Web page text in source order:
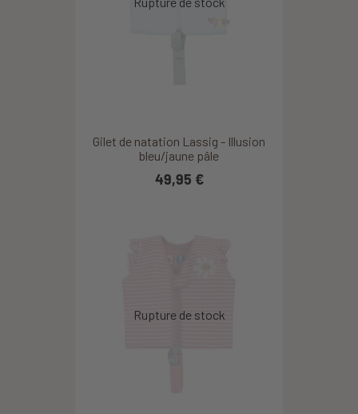
Gilet de natation Lassig - Illusion
bleu/jaune pâle
49,95 €